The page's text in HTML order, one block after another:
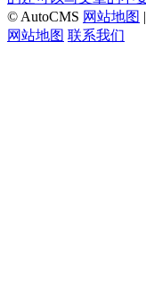
© AutoCMS 网站地图 |
网站地图 联系我们